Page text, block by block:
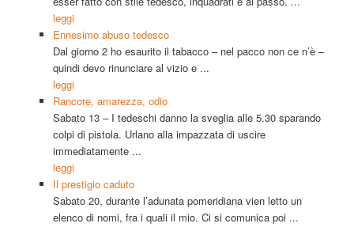
leggi
Ennesimo abuso tedesco
Dal giorno 2 ho esaurito il tabacco – nel pacco non ce n’è –
quindi devo rinunciare al vizio e ...
leggi
Rancore, amarezza, odio
Sabato 13 – I tedeschi danno la sveglia alle 5.30 sparando
colpi di pistola. Urlano alla impazzata di uscire
immediatamente ...
leggi
Il prestigio caduto
Sabato 20, durante l’adunata pomeridiana vien letto un
elenco di nomi, fra i quali il mio. Ci si comunica poi ...